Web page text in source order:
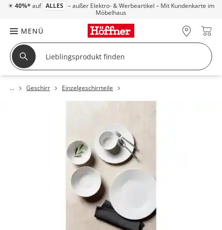
☀ 40%* auf ALLES – außer Elektro- & Werbeartikel – Mit Kundenkarte im
Möbelhaus
MENÜ
Geschirr Einzelgeschirrteile